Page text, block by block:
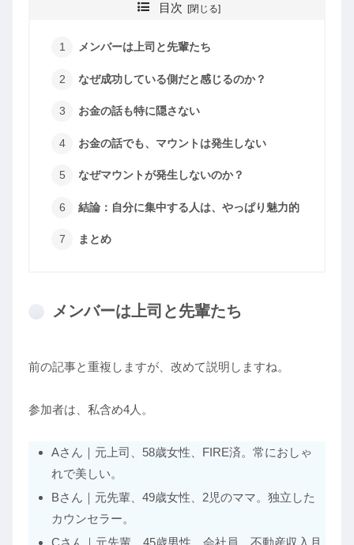
目次
メンバーは上司と先輩たち
なぜ成功している側だと感じるのか？
お金の話も特に隠さない
お金の話でも、マウントは発生しない
なぜマウントが発生しないのか？
結論：自分に集中する人は、やっぱり魅力的
まとめ
メンバーは上司と先輩たち
前の記事と重複しますが、改めて説明しますね。
参加者は、私含め4人。
Aさん｜元上司、58歳女性、FIRE済。常におしゃ
れで美しい。
Bさん｜元先輩、49歳女性、2児のママ。独立した
カウンセラー。